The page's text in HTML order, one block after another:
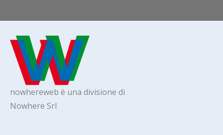
nowhereweb è una divisione di
Nowhere Srl